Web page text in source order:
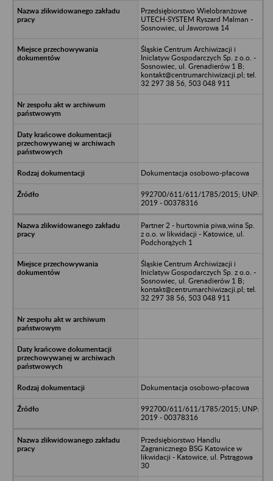
Przedsiębiorstwo Wielobranżowe
UTECH-SYSTEM Ryszard Malman -
Sosnowiec, ul Jaworowa 14
Śląskie Centrum Archiwizacji i
Iniclatyw Gospodarczych Sp. z o.o. -
Sosnowiec, ul. Grenadierów 1 B;
kontakt@centrumarchiwizacji.pl; tel.
32 297 38 56, 503 048 911
Dokumentacja osobowo-płacowa
992700/611/611/1785/2015; UNP:
2019 - 00378316
Partner 2 - hurtownia piwa,wina Sp.
z o.o. w likwidacji - Katowice, ul.
Podchorążych 1
Śląskie Centrum Archiwizacji i
Iniclatyw Gospodarczych Sp. z o.o. -
Sosnowiec, ul. Grenadierów 1 B;
kontakt@centrumarchiwizacji.pl; tel.
32 297 38 56, 503 048 911
Dokumentacja osobowo-płacowa
992700/611/611/1785/2015; UNP:
2019 - 00378316
Przedsiębiorstwo Handlu
Zagranicznego BSG Katowice w
likwidacji - Katowice, ul. Pstrągowa
30